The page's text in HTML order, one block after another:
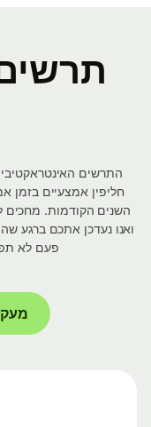
השנים הקודמות. מחכים
ואנו נעדכן אתכם ברגע
פעם לא